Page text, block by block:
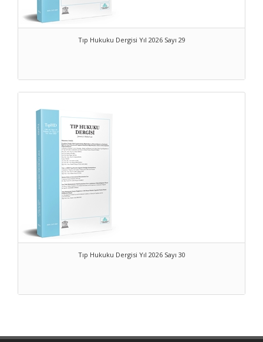
Tıp Hukuku Dergisi Yıl 2026 Sayı 29
Tıp Hukuku Dergisi Yıl 2026 Sayı 30